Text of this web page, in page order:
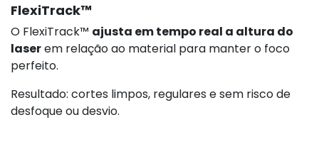
FlexiTrack™
O FlexiTrack™ ajusta em tempo real a altura do
laserem relação ao material para manter o foco
perfeito.
Resultado: cortes limpos, regulares e sem risco de
desfoque ou desvio.